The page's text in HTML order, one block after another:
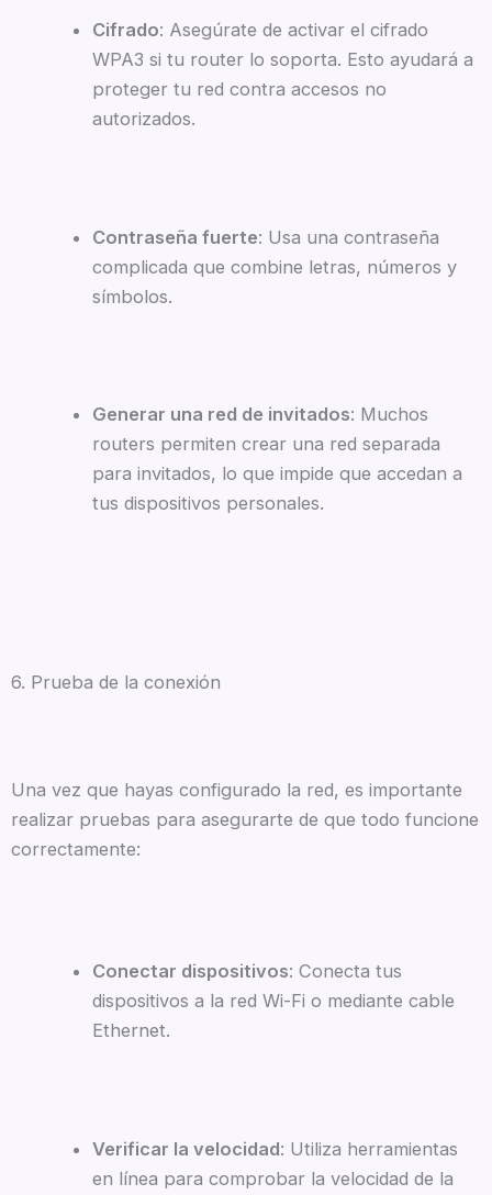
Cifrado: Asegúrate de activar el cifrado
WPA3 si tu router lo soporta. Esto ayudará a
proteger tu red contra accesos no
autorizados.
Contraseña fuerte: Usa una contraseña
complicada que combine letras, números y
símbolos.
Generar una red de invitados: Muchos
routers permiten crear una red separada
para invitados, lo que impide que accedan a
tus dispositivos personales.
6. Prueba de la conexión
Una vez que hayas configurado la red, es importante
realizar pruebas para asegurarte de que todo funcione
correctamente:
Conectar dispositivos: Conecta tus
dispositivos a la red Wi-Fi o mediante cable
Ethernet.
Verificar la velocidad: Utiliza herramientas
en línea para comprobar la velocidad de la